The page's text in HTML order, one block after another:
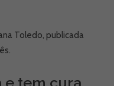
Toledo, publicada
e tem cura